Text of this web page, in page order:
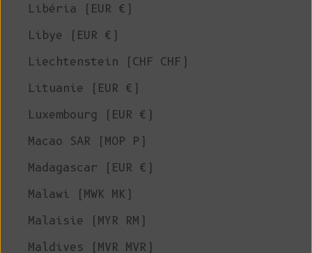
Libéria (EUR €)
Libye (EUR €)
Liechtenstein (CHF CHF)
Lituanie (EUR €)
Luxembourg (EUR €)
Macao SAR (MOP P)
Madagascar (EUR €)
Malawi (MWK MK)
Malaisie (MYR RM)
Maldives (MVR MVR)